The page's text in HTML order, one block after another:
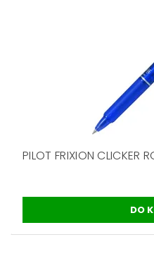
PILOT FRIXION CLICKER